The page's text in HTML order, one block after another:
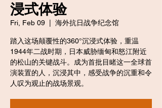
浸式体验
Fri, Feb 09 海外抗日战争纪念馆
踏入这场颠覆性的360°沉浸式体验，重温
1944年二战时期，日本威胁缅甸和怒江附近
的松山的关键战斗。成为首批目睹这一全球首
演装置的人，沉浸其中，感受战争的沉重和令
人叹为观止的战场景观。